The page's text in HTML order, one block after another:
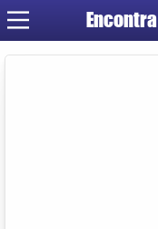
Encontra